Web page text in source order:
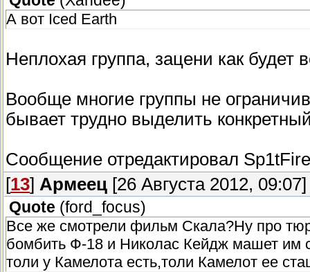
А вот Iced Earth
Неплохая группа, зацени как будет
Вообще многие группы не
бывает трудно выделить
Сообщение отредактировал Sp1tFire
[13] Армеец [26 Августа 2012, 09:07]
Quote (ford_focus)
Все же смотрели фильм Скала?Ну про
бомбить Ф-18 и Николас Кейдж машет им
толи у Камелота есть,толи Камелот ее